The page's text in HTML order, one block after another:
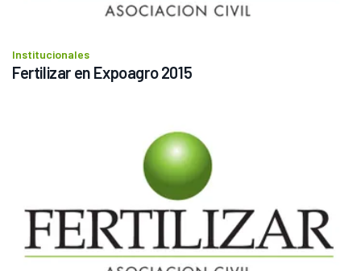
Institucionales
Fertilizar en Expoagro 2015